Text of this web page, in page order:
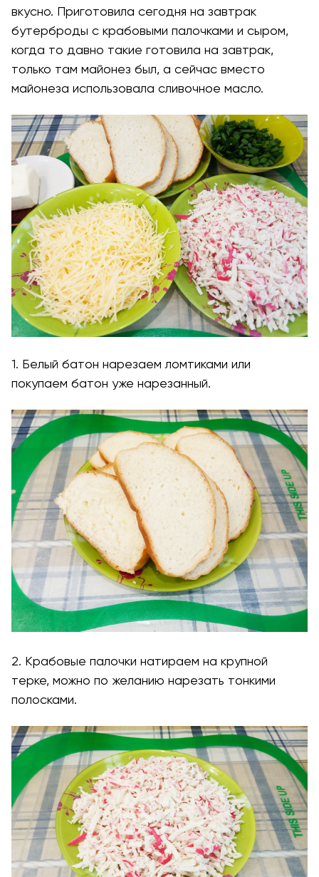
вкусно. Приготовила сегодня на завтрак
бутерброды с крабовыми палочками и сыром,
когда то давно такие готовила на завтрак,
только там майонез был, а сейчас вместо
майонеза использовала сливочное масло.
1. Белый батон нарезаем ломтиками или
покупаем батон уже нарезанный.
2. Крабовые палочки натираем на крупной
терке, можно по желанию нарезать тонкими
полосками.